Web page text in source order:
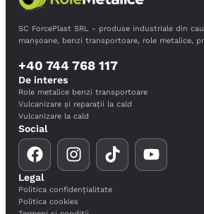
SC ForcePlast SRL - produse industriale din
manșoane, benzi transportoare, role metalice,
+40 744 768 117
De interes
Role metalice benzi transportoare
Vulcanizare și reparații la cald
Vulcanizare la cald
Social
Legal
Politica confidențialitate
Politica cookies